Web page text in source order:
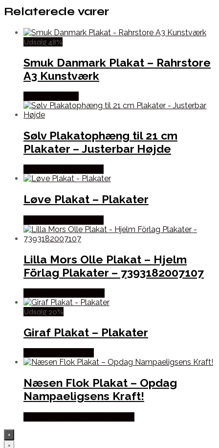
Relaterede varer
Udsalg 48%
Smuk Danmark Plakat – Rahrstore
A3 Kunstværk
Sølv Plakatophæng til 21 cm
Plakater – Justerbar Højde
Løve Plakat – Plakater
Lilla Mors Olle Plakat – Hjelm
Förlag Plakater – 7393182007107
Udsalg 20%
Giraf Plakat – Plakater
Næsen Flok Plakat – Opdag
Nampaeligsens Kraft!
×
×